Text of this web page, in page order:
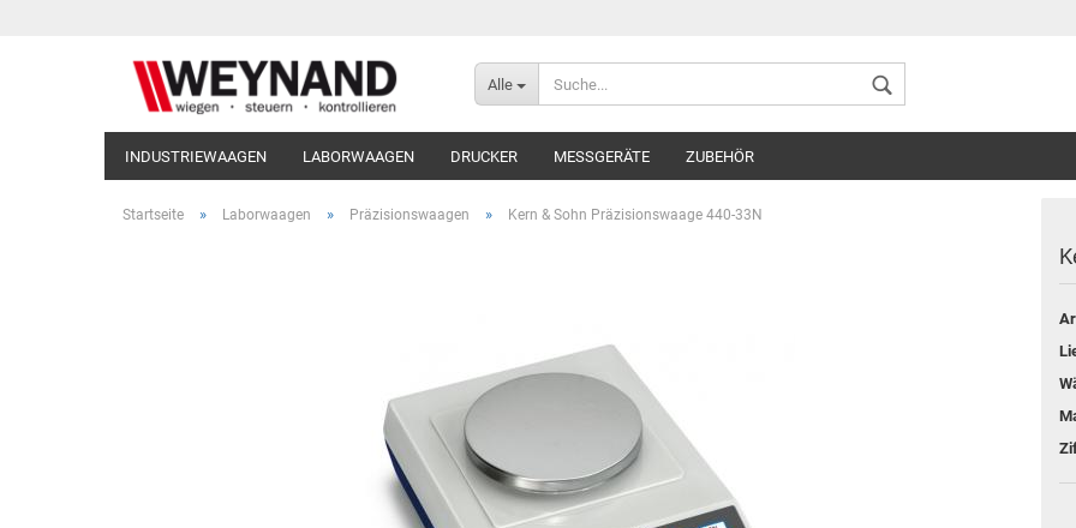
Konto
Alle
INDUSTRIEWAAGEN LABORWAAGEN DRUCKER MESSGERÄTE ZUBEHÖR
Startseite » Laborwaagen » Präzisionswaagen » Kern & Sohn Präzisionswaage 440-33N